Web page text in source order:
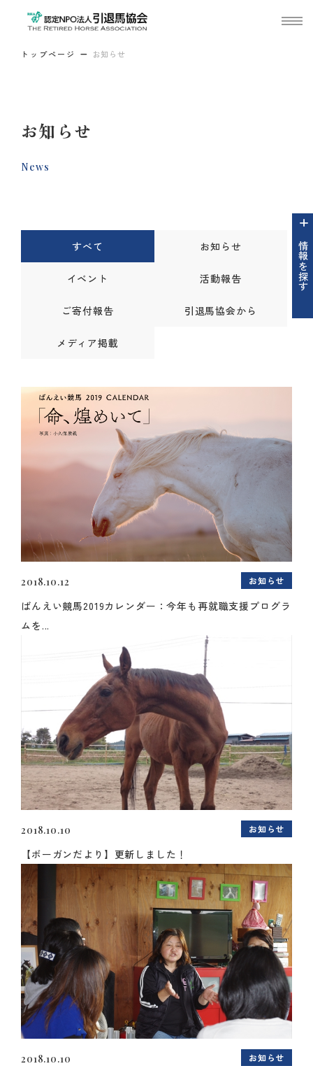
トップページ お知らせ
お知らせ
News
情報を探す
すべて お知らせ
イベント 活動報告
ご寄付報告 引退馬協会から
メディア掲載
2018.10.12 お知らせ
ばんえい競馬2019カレンダー：今年も再就職支援プログラ
ムを...
2018.10.10 お知らせ
【ボーガンだより】更新しました！
2018.10.10 お知らせ